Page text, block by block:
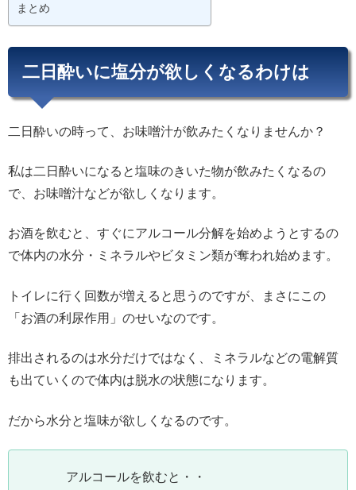
まとめ
二日酔いに塩分が欲しくなるわけは
二日酔いの時って、お味噌汁が飲みたくなりませんか？
私は二日酔いになると塩味のきいた物が飲みたくなるの
で、お味噌汁などが欲しくなります。
お酒を飲むと、すぐにアルコール分解を始めようとするの
で体内の水分・ミネラルやビタミン類が奪われ始めます。
トイレに行く回数が増えると思うのですが、まさにこの
「お酒の利尿作用」のせいなのです。
排出されるのは水分だけではなく、ミネラルなどの電解質
も出ていくので体内は脱水の状態になります。
だから水分と塩味が欲しくなるのです。
アルコールを飲むと・・